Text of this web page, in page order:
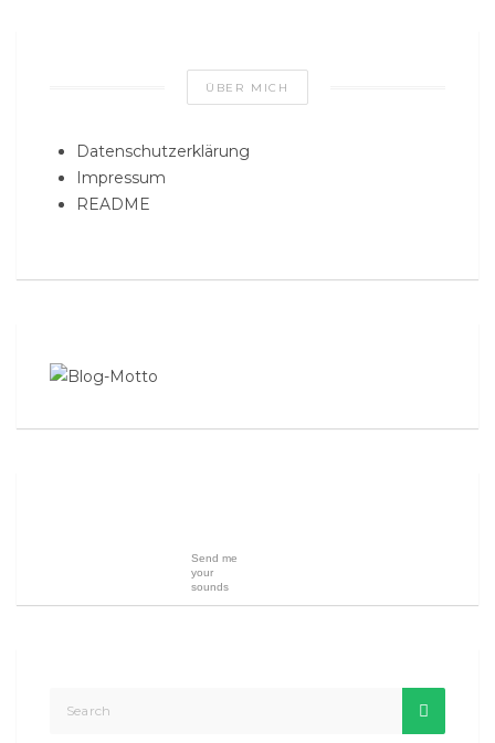
ÜBER MICH
Datenschutzerklärung
Impressum
README
Send me
your
sounds